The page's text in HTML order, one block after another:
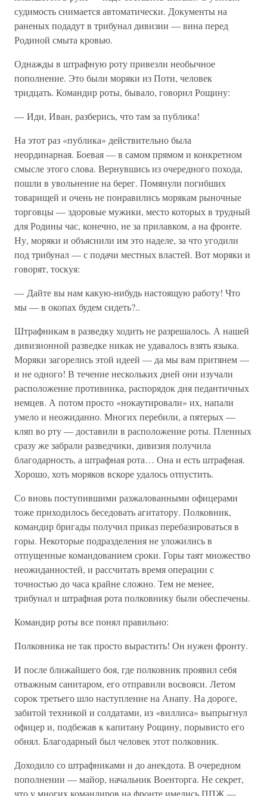
судимость снимается автоматически. Документы на
раненых подадут в трибунал дивизии — вина перед
Родиной смыта кровью.
Однажды в штрафную роту привезли необычное
пополнение. Это были моряки из Поти, человек
тридцать. Командир роты, бывало, говорил Рощину:
— Иди, Иван, разберись, что там за публика!
На этот раз «публика» действительно была
неординарная. Боевая — в самом прямом и конкретном
смысле этого слова. Вернувшись из очередного похода,
пошли в увольнение на берег. Помянули погибших
товарищей и очень не понравились морякам рыночные
торговцы — здоровые мужики, место которых в трудный
для Родины час, конечно, не за прилавком, а на фронте.
Ну, моряки и объяснили им это наделе, за что угодили
под трибунал — с подачи местных властей. Вот моряки и
говорят, тоскуя:
— Дайте вы нам какую-нибудь настоящую работу! Что
мы — в окопах будем сидеть?..
Штрафникам в разведку ходить не разрешалось. А нашей
дивизионной разведке никак не удавалось взять языка.
Моряки загорелись этой идеей — да мы вам притянем —
и не одного! В течение нескольких дней они изучали
расположение противника, распорядок дня педантичных
немцев. А потом просто «нокаутировали» их, напали
умело и неожиданно. Многих перебили, а пятерых —
кляп во рту — доставили в расположение роты. Пленных
сразу же забрали разведчики, дивизия получила
благодарность, а штрафная рота… Она и есть штрафная.
Хорошо, хоть моряков вскоре удалось отпустить.
Со вновь поступившими разжалованными офицерами
тоже приходилось беседовать агитатору. Полковник,
командир бригады получил приказ перебазироваться в
горы. Некоторые подразделения не уложились в
отпущенные командованием сроки. Горы таят множество
неожиданностей, и рассчитать время операции с
точностью до часа крайне сложно. Тем не менее,
трибунал и штрафная рота полковнику были обеспечены.
Командир роты все понял правильно:
Полковника не так просто вырастить! Он нужен фронту.
И после ближайшего боя, где полковник проявил себя
отважным санитаром, его отправили восвояси. Летом
сорок третьего шло наступление на Анапу. На дороге,
забитой техникой и солдатами, из «виллиса» выпрыгнул
офицер и, подбежав к капитану Рощину, порывисто его
обнял. Благодарный был человек этот полковник.
Доходило со штрафниками и до анекдота. В очередном
пополнении — майор, начальник Военторга. Не секрет,
что у многих командиров на фронте имелись ППЖ —